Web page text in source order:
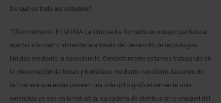
De qué se trata los estudios?.
“Efectivamente. En el INIA La Cruz se ha formado un equipo que busca
aportar a la matriz alimentaria a través del desarrollo de tecnologías
limpias mediante la nanociencia. Concretamente estamos trabajando en
la preservación de frutas y hortalizas mediante nanoformulaciones de
tal manera que éstas posean una vida útil significativamente más
extendida ya sea en la industria, su cadena de distribución o anaquel del